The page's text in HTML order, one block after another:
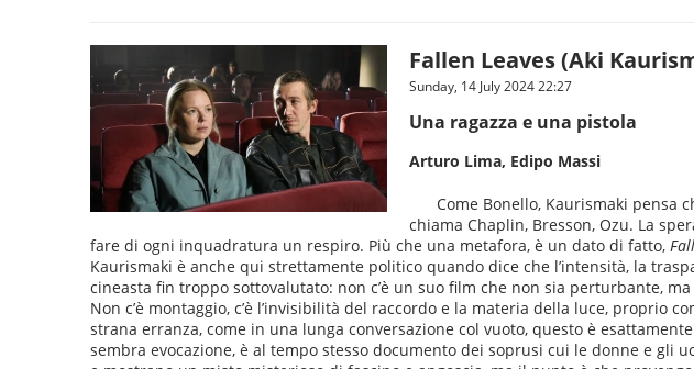
Fallen Leaves (Aki
Sunday, 14 July 2024 22:27
Una ragazza e una pistola
Arturo Lima, Edipo Massi
Come Bonello, Kaurismaki pensa
chiama Chaplin, Bresson, Ozu. La
fare di ogni inquadratura un respiro. Più che una metafora, è un dato di fatto,
Kaurismaki è anche qui strettamente politico quando dice che l’intensità, la
cineasta fin troppo sottovalutato: non c’è un suo film che non sia perturbante,
Non c’è montaggio, c’è l’invisibilità del raccordo e la materia della luce,
strana erranza, come in una lunga conversazione col vuoto, questo è
sembra evocazione, è al tempo stesso documento dei soprusi cui le donne e